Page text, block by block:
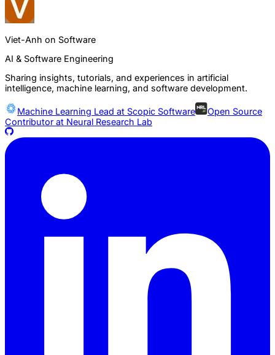
Viet-Anh on Software
AI & Software Engineering
Sharing insights, tutorials, and experiences in artificial
intelligence, machine learning, and software development.
Machine Learning Lead at Scopic Software
Open Source
Contributor at Neural Research Lab